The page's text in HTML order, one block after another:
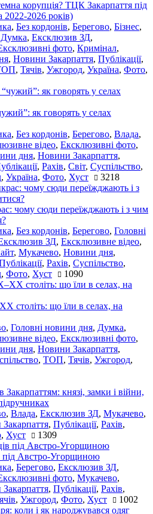
корупція? ТЦК Закарпаття під
2022-2026 років)
, Без кордонів, Берегово, Бізнес,
Думка, Ексклюзив ЗД,
фото, Кримінал,
, Новини Закарпаття, Публікації,
, Тячів, Ужгород, Україна, Фото,
як говорять у селах
, Без кордонів, Берегово, Влада,
відео, Ексклюзивні фото,
дня, Новини Закарпаття,
, Рахів, Світ, Суспільство,
, Україна, Фото, Хуст 3218
чому сюди переїжджають і з чим
, Без кордонів, Берегово, Головні
ЗД, Ексклюзивне відео,
, Мукачево, Новини дня,
, Рахів, Суспільство,
, Фото, Хуст 1090
століть: що їли в селах, на
, Головні новини дня, Думка,
відео, Ексклюзивні фото,
дня, Новини Закарпаття,
, ТОП, Тячів, Ужгород,
Закарпаттям: князі, замки і війни,
, Влада, Ексклюзив ЗД, Мукачево,
, Публікації, Рахів,
, Хуст 1309
під Австро-Угорщиною
, Берегово, Ексклюзив ЗД,
фото, Мукачево,
, Публікації, Рахів,
, Ужгород, Фото, Хуст 1002